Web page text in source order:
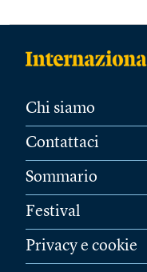
Chi siamo
Contattaci
Sommario
Festival
Privacy e cookie